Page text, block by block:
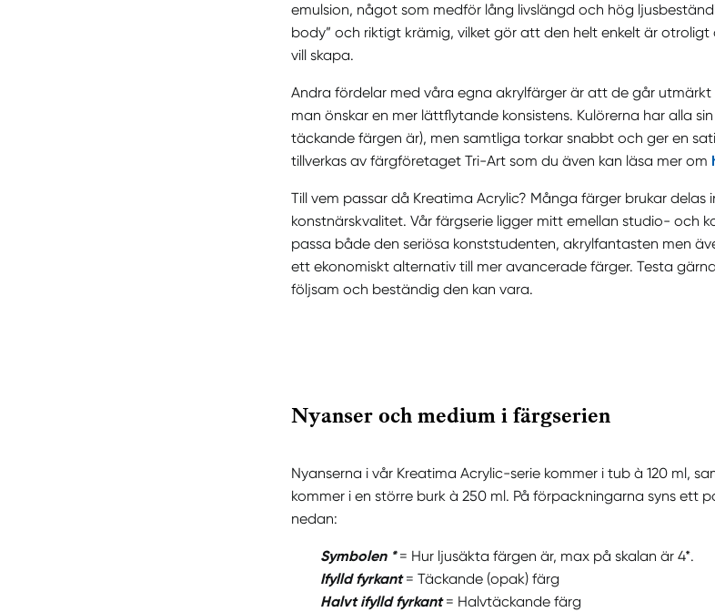
emulsion, något som medför lång livslängd och hög
body” och riktigt krämig, vilket gör att den helt enkelt är
vill skapa.
Andra fördelar med våra egna akrylfärger är att de går
man önskar en mer lättflytande konsistens. Kulörerna har alla
täckande färgen är), men samtliga torkar snabbt och ger en
tillverkas av färgföretaget Tri-Art som du även kan läsa mer om
Till vem passar då Kreatima Acrylic? Många färger brukar
konstnärskvalitet. Vår färgserie ligger mitt emellan studio- och
passa både den seriösa konststudenten, akrylfantasten men
ett ekonomiskt alternativ till mer avancerade färger. Testa
följsam och beständig den kan vara.
Nyanser och medium i färgserien
Nyanserna i vår Kreatima Acrylic-serie kommer i tub à 120 ml,
kommer i en större burk à 250 ml. På förpackningarna syns ett
nedan:
Symbolen *= Hur ljusäkta färgen är, max på skalan är 4*.
Ifylld fyrkant= Täckande (opak) färg
Halvt ifylld fyrkant= Halvtäckande färg